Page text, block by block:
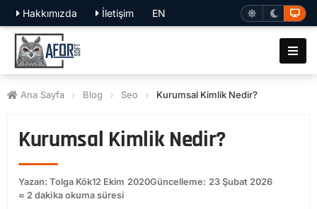
Hakkımızda İletişim EN
Ana Sayfa Blog Seo Kurumsal Kimlik Nedir?
Kurumsal Kimlik Nedir?
Yazan: Tolga Kök12 Ekim 2020Güncelleme: 23 Şubat 2026
≈ 2 dakika okuma süresi